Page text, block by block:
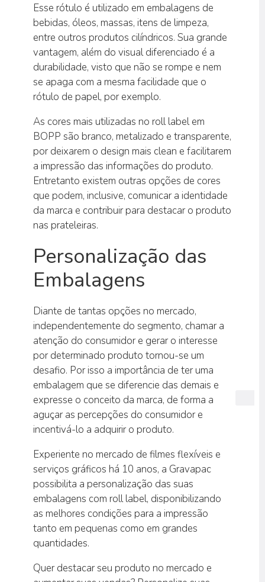
Esse rótulo é utilizado em embalagens de
bebidas, óleos, massas, itens de limpeza,
entre outros produtos cilíndricos. Sua grande
vantagem, além do visual diferenciado é a
durabilidade, visto que não se rompe e nem
se apaga com a mesma facilidade que o
rótulo de papel, por exemplo.
As cores mais utilizadas no roll label em
BOPP são branco, metalizado e transparente,
por deixarem o design mais clean e facilitarem
a impressão das informações do produto.
Entretanto existem outras opções de cores
que podem, inclusive, comunicar a identidade
da marca e contribuir para destacar o produto
nas prateleiras.
Personalização das
Embalagens
Diante de tantas opções no mercado,
independentemente do segmento, chamar a
atenção do consumidor e gerar o interesse
por determinado produto tornou-se um
desafio. Por isso a importância de ter uma
embalagem que se diferencie das demais e
expresse o conceito da marca, de forma a
aguçar as percepções do consumidor e
incentivá-lo a adquirir o produto.
Experiente no mercado de filmes flexíveis e
serviços gráficos há 10 anos, a Gravapac
possibilita a personalização das suas
embalagens com roll label, disponibilizando
as melhores condições para a impressão
tanto em pequenas como em grandes
quantidades.
Quer destacar seu produto no mercado e